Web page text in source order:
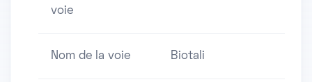
voie
Nom de la voie Biotali